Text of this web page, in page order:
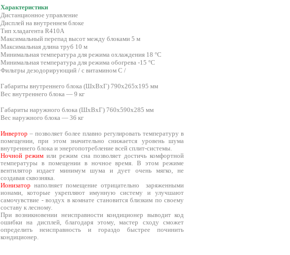
Характеристики
Дистанционное управление
Дисплей на внутреннем блоке
Тип хладагента R410А
Максимальный перепад высот между блоками 5 м
Максимальная длина труб 10 м
Минимальная температура для режима охлаждения 18 °C
Минимальная температура для режима обогрева -15 °C
Фильтры дезодорирующий / с витамином С /
Габариты внутреннего блока (ШхВхГ) 790х265х195 мм
Вес внутреннего блока — 9 кг
Габариты наружного блока (ШхВхГ) 760х590х285 мм
Вес наружного блока — 36 кг
Инвертор – позволяет более плавно регулировать температуру в
помещении, при этом значительно снижается уровень шума
внутреннего блока и энергопотребление всей сплит-системы.
Ночной режим или режим сна позволяет достичь комфортной
температуры в помещении в ночное время. В этом режиме
вентилятор издает минимум шума и дует очень мягко, не
создавая сквозняка.
Ионизатор наполняет помещение отрицательно заряженными
ионами, которые укрепляют имунную систему и улучшают
самочувствие - воздух в комнате становится близким по своему
составу к лесному.
При возникновении неисправности кондиционер выводит код
ошибки на дисплей, благодаря этому, мастер сходу сможет
определить неисправность и гораздо быстрее починить
кондиционер.